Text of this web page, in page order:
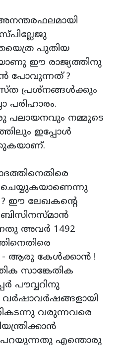
പുതിയ
ഈ രാജ്യത്തിനു
പോവുന്നത് ?
പ്രശ്‌നങ്ങള്‍ക്കും
പരിഹാരം.
പലായനവും നമ്മുടെ
ഇപ്പോള്‍
ചെയ്യുകയാണെന്നു
? ഈ ലേഖകന്റെ
ബിസിനസ്മാന്‍
അവര്‍ 1492
ആരു കേള്‍ക്കാന്‍ !
സാങ്കേതിക
പൗവ്വറിനു
വര്‍ഷാവര്‍ഷങ്ങളായി
വരുന്നവരെ
പറയുന്നതു എന്തൊരു